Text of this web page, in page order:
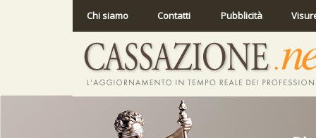
Chi siamo Contatti Pubblicità